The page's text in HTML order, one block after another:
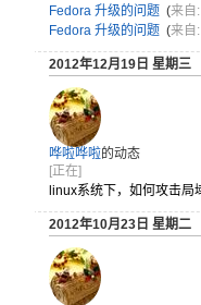
Fedora 升级的问题 (来自:
Fedora 升级的问题 (来自:
2012年12月19日 星期三
哗啦哗啦的动态
[正在]
linux系统下，如何攻击局
2012年10月23日 星期二